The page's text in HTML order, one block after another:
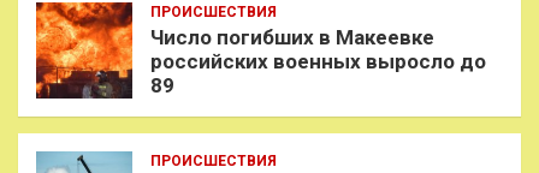
ПРОИСШЕСТВИЯ
Число погибших в Макеевке
российских военных выросло до
89
ПРОИСШЕСТВИЯ